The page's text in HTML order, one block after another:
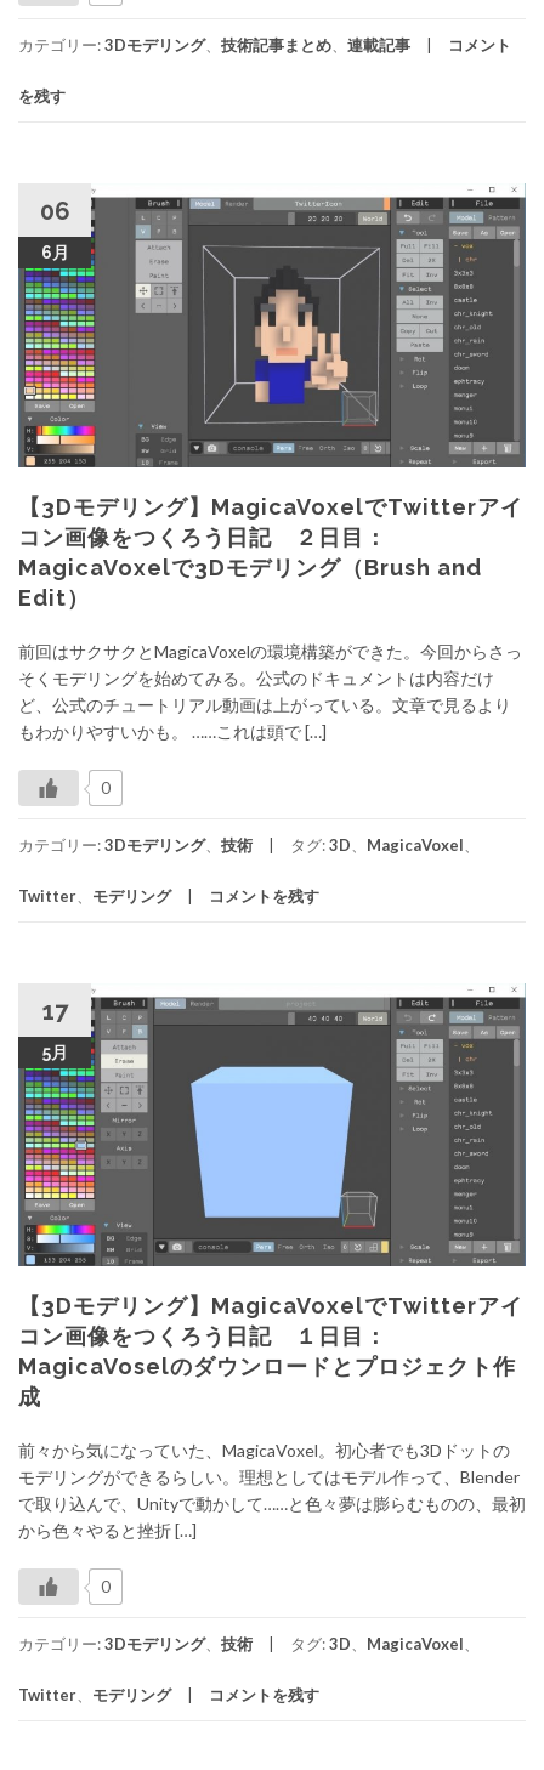
カテゴリー:3Dモデリング、 技術記事まとめ 連載記事 コメント
を残す
06
6月
【3Dモデリング】MagicaVoxelでTwitterアイ
コン画像をつくろう日記 ２日目：
MagicaVoxelで3Dモデリング（Brush and
Edit）
前回はサクサクとMagicaVoxelの環境構築ができた。今回からさっ
そくモデリングを始めてみる。公式のドキュメントは内容だけ
ど、公式のチュートリアル動画は上がっている。文章で見るより
もわかりやすいかも。 ……これは頭で […]
0
カテゴリー:3Dモデリング、 技術 タグ:3D MagicaVoxel
Twitter モデリング コメントを残す
17
5月
【3Dモデリング】MagicaVoxelでTwitterアイ
コン画像をつくろう日記 １日目：
MagicaVoselのダウンロードとプロジェクト作
成
前々から気になっていた、MagicaVoxel。初心者でも3Dドットの
モデリングができるらしい。理想としてはモデル作って、Blender
で取り込んで、Unityで動かして……と色々夢は膨らむものの、最初
から色々やると挫折 […]
0
カテゴリー:3Dモデリング、 技術 タグ:3D MagicaVoxel
Twitter モデリング コメントを残す